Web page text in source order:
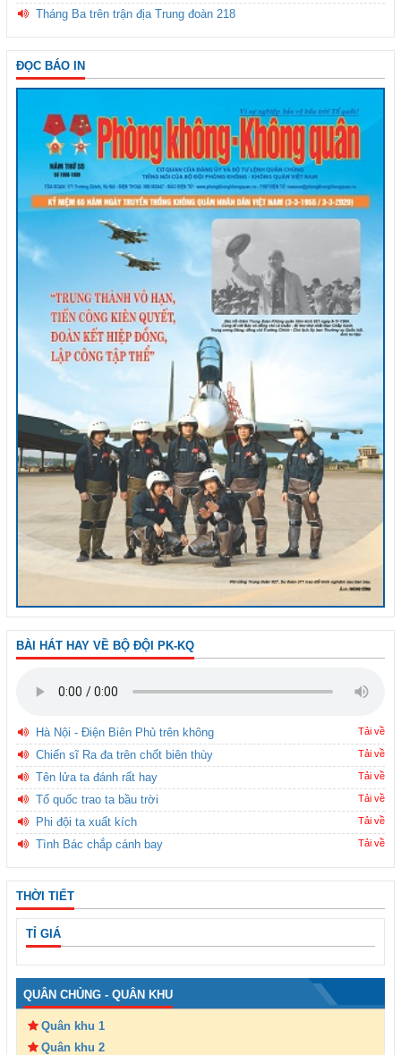
Tháng Ba trên trận địa Trung đoàn 218
ĐỌC BÁO IN
BÀI HÁT HAY VỀ BỘ ĐỘI PK-KQ
Hà Nội - Điện Biên Phủ trên không Tải về
Chiến sĩ Ra đa trên chốt biên thùy Tải về
Tên lửa ta đánh rất hay Tải về
Tổ quốc trao ta bầu trời Tải về
Phi đội ta xuất kích Tải về
Tình Bác chắp cánh bay Tải về
THỜI TIẾT
TỈ GIÁ
QUÂN CHỦNG - QUÂN KHU
Quân khu 1
Quân khu 2